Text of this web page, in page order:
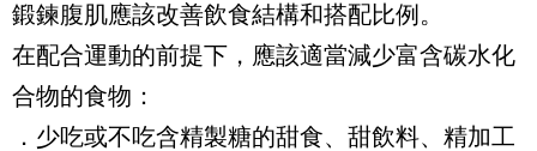
鍛鍊腹肌應該改善飲食結構和搭配比例。
在配合運動的前提下，應該適當減少富含碳水化
合物的食物：
．少吃或不吃含精製糖的甜食、甜飲料、精加工